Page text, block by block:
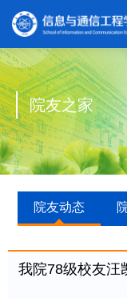
院友之家
院友动态
我院78级校友汪